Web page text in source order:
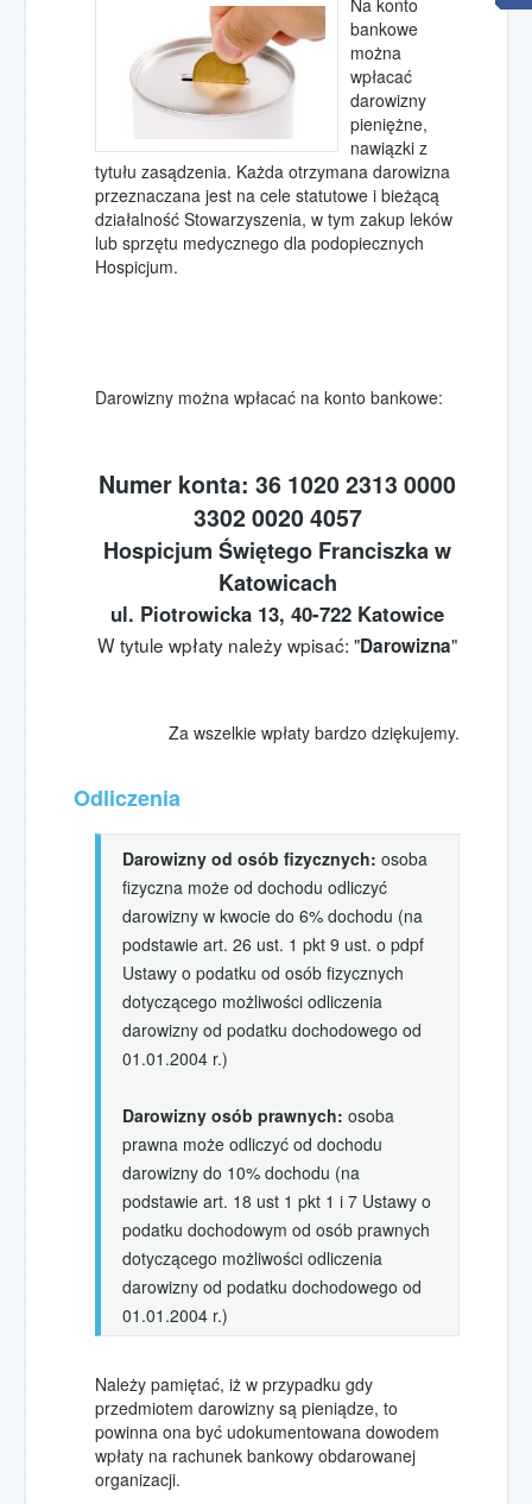
35-lecie Hospicjum
Refleksje
kilka słów od przewodniczących
Galeria
Media o Nas
Aktualności
Opieka paliatywna w domu
Wspólnota rodzin hospicyjnych
Grupa wsparcia
Podziękowania
rodzin podopiecznych
Wesprzyj nas
1,5% podatku PIT
Darowizny
Wpłata online
Wolontariat
Wolontariat
współpraca ze szkołami
Wolontariat opiekuńczy
pomóż w opiece nad chorymi
Wolontariat akcyjny
pomóż w akcjach promocyjnych
Kursy i szkolenia
Jak dojechać?
Pola Nadziei
w Hospicjum
Pola Nadziei 2015
Na konto
bankowe
można
wpłacać
darowizny
pieniężne,
nawiązki z
tytułu zasądzenia. Każda otrzymana darowizna
przeznaczana jest na cele statutowe i bieżącą
działalność Stowarzyszenia, w tym zakup leków
lub sprzętu medycznego dla podopiecznych
Hospicjum.
Darowizny można wpłacać na konto bankowe:
Numer konta: 36 1020 2313 0000
3302 0020 4057
Hospicjum Świętego Franciszka w
Katowicach
ul. Piotrowicka 13, 40-722 Katowice
W tytule wpłaty należy wpisać: "Darowizna"
Za wszelkie wpłaty bardzo dziękujemy.
Odliczenia
Darowizny od osób fizycznych: osoba
fizyczna może od dochodu odliczyć
darowizny w kwocie do 6% dochodu (na
podstawie art. 26 ust. 1 pkt 9 ust. o pdpf
Ustawy o podatku od osób fizycznych
dotyczącego możliwości odliczenia
darowizny od podatku dochodowego od
01.01.2004 r.)
Darowizny osób prawnych: osoba
prawna może odliczyć od dochodu
darowizny do 10% dochodu (na
podstawie art. 18 ust 1 pkt 1 i 7 Ustawy o
podatku dochodowym od osób prawnych
dotyczącego możliwości odliczenia
darowizny od podatku dochodowego od
01.01.2004 r.)
Należy pamiętać, iż w przypadku gdy
przedmiotem darowizny są pieniądze, to
powinna ona być udokumentowana dowodem
wpłaty na rachunek bankowy obdarowanej
organizacji.